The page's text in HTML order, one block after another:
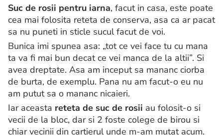
Suc de rosii pentru iarna, facut in casa, este poate
cea mai folosita reteta de conserva, asa ca ar pacat
sa nu puneti in sticle sucul facut de voi.
Bunica imi spunea asa: „tot ce vei face tu cu mana
ta va fi mai bun decat ce vei manca de la altii”. Si
avea dreptate. Asa am inceput sa mananc ciorba
de burta, de exemplu. Pana nu am facut-o eu nu
am putut sa o mananc nicaieri.
Iar aceasta reteta de suc de rosii au folosit-o si
vecii de la bloc, dar si 2 foste colege de birou si
chiar vecinii din cartierul unde m-am mutat acum.